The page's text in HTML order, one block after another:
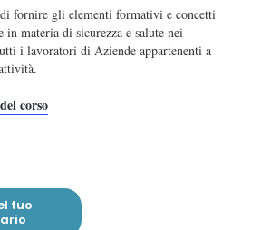
fornire gli elementi formativi e concetti
in materia di sicurezza e salute nei
i lavoratori di Aziende appartenenti a
corso
tuo